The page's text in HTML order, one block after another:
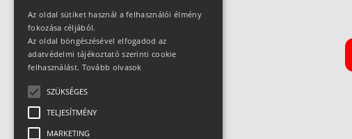
Az oldal sütiket használ a felhasználói élmény
fokozása céljából.
Az oldal böngészésével elfogadod az
adatvédelmi tájékoztató szerinti cookie
felhasználást. Tovább olvasok
SZÜKSÉGES
TELJESÍTMÉNY
MARKETING